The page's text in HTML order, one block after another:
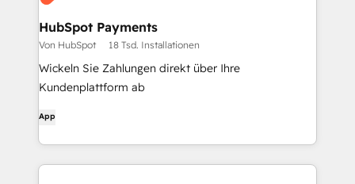
HubSpot Payments
Von HubSpot 18 Tsd. Installationen
Wickeln Sie Zahlungen direkt über Ihre
Kundenplattform ab
App